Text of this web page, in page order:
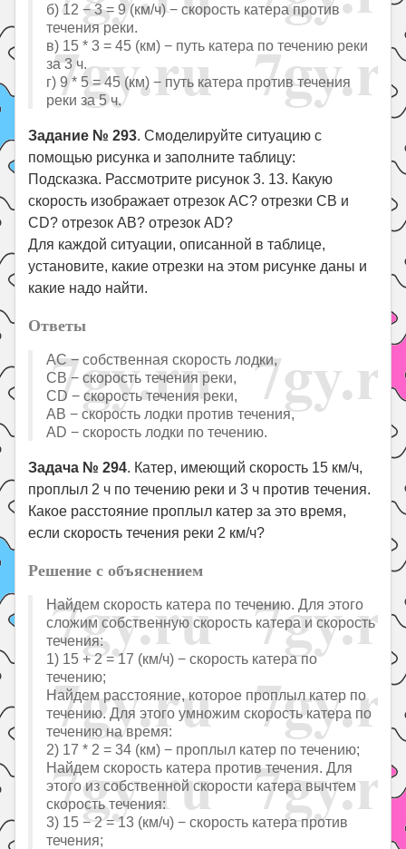
б) 12 − 3 = 9 (км/ч) − скорость катера против
течения реки.
в) 15 * 3 = 45 (км) − путь катера по течению реки
за 3 ч.
г) 9 * 5 = 45 (км) − путь катера против течения
реки за 5 ч.
Задание № 293. Смоделируйте ситуацию с
помощью рисунка и заполните таблицу:
Подсказка. Рассмотрите рисунок 3. 13. Какую
скорость изображает отрезок AC? отрезки CB и
CD? отрезок AB? отрезок AD?
Для каждой ситуации, описанной в таблице,
установите, какие отрезки на этом рисунке даны и
какие надо найти.
Ответы
AC − собственная скорость лодки,
CB − скорость течения реки,
CD − скорость течения реки,
AB − скорость лодки против течения,
AD − скорость лодки по течению.
Задача № 294. Катер, имеющий скорость 15 км/ч,
проплыл 2 ч по течению реки и 3 ч против течения.
Какое расстояние проплыл катер за это время,
если скорость течения реки 2 км/ч?
Решение с объяснением
Найдем скорость катера по течению. Для этого
сложим собственную скорость катера и скорость
течения:
1) 15 + 2 = 17 (км/ч) − скорость катера по
течению;
Найдем расстояние, которое проплыл катер по
течению. Для этого умножим скорость катера по
течению на время:
2) 17 * 2 = 34 (км) − проплыл катер по течению;
Найдем скорость катера против течения. Для
этого из собственной скорости катера вычтем
скорость течения:
3) 15 − 2 = 13 (км/ч) − скорость катера против
течения;